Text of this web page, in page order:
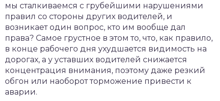
мы сталкиваемся с грубейшими нарушениями
правил со стороны других водителей, и
возникает один вопрос, кто им вообще дал
права? Самое грустное в этом то, что, как правило,
в конце рабочего дня ухудшается видимость на
дорогах, а у уставших водителей снижается
концентрация внимания, поэтому даже резкий
обгон или наоборот торможение привести к
аварии.